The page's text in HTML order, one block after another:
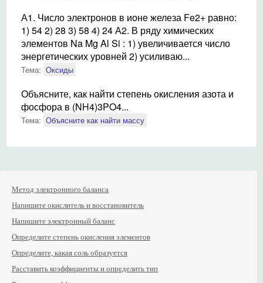
А1. Число электронов в ионе железа Fe2+ равно:
1) 54 2) 28 3) 58 4) 24 А2. В ряду химических
элементов Na Mg Al Si : 1) увеличивается число
энергетических уровней 2) усиливаю...
Тема: Оксиды
Объясните, как найти степень окисления азота и
фосфора в (NH4)3PO4...
Тема: Объясните как найти массу
Метод электронного баланса
Напишите окислитель и восстановитель
Напишите электронный баланс
Определите степень окисления элементов
Определите, какая соль образуется
Расставить коэффициенты и определить тип